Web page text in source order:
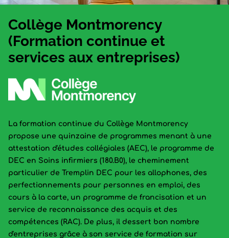
Collège Montmorency
(Formation continue et
services aux entreprises)
La formation continue du Collège Montmorency
propose une quinzaine de programmes menant à une
attestation d'études collégiales (AEC), le programme de
DEC en Soins infirmiers (180.B0), le cheminement
particulier de Tremplin DEC pour les allophones, des
perfectionnements pour personnes en emploi, des
cours à la carte, un programme de francisation et un
service de reconnaissance des acquis et des
compétences (RAC). De plus, il dessert bon nombre
d'entreprises grâce à son service de formation sur